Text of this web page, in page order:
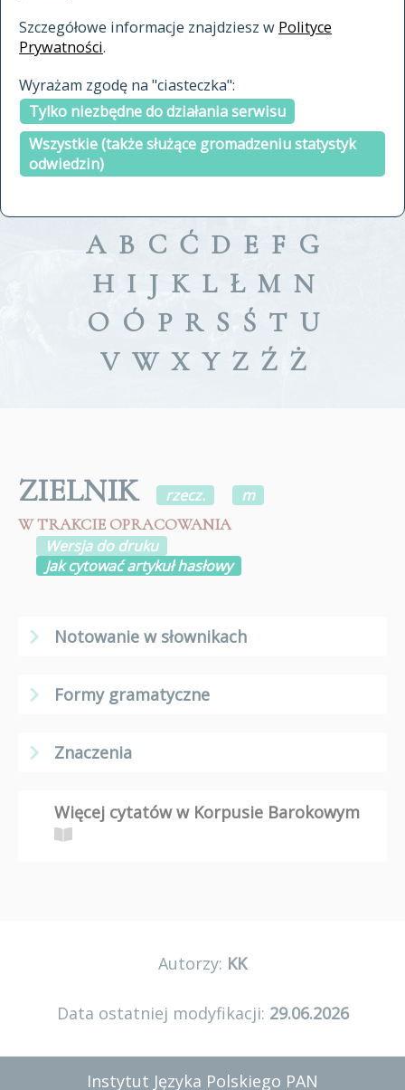
Szczegółowe informacje znajdziesz w Polityce
Prywatności.
Wyrażam zgodę na "ciasteczka":
Tylko niezbędne do działania serwisu
Wszystkie (także służące gromadzeniu statystyk
odwiedzin)
indeksie
a fronte
a tergo
A B C Ć D E F G
H I J K L Ł M N
O Ó P R S Ś T U
V W X Y Z Ź Ż
ZIELNIK rzecz.
m
W TRAKCIE OPRACOWANIA
Wersja do druku
Jak cytować artykuł hasłowy
Notowanie w słownikach
Formy gramatyczne
Znaczenia
Więcej cytatów w Korpusie Barokowym
Autorzy: KK
Data ostatniej modyfikacji: 29.06.2026
Instytut Języka Polskiego PAN